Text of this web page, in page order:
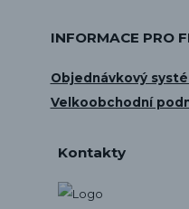
INFORMACE PRO
Objednávkový
Velkoobchodní
Kontakty